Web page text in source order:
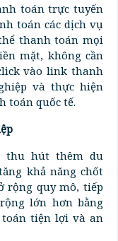
toán trực tuyến
toán các dịch vụ
thanh toán mọi
mặt, không cần
vào link thanh
và thực hiện
toán quốc tế.
thu hút thêm du
khả năng chốt
rộng quy mô, tiếp
lớn hơn bằng
toán tiện lợi và an